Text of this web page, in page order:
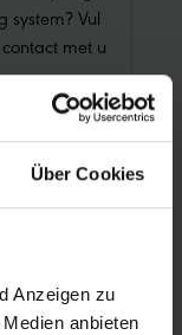
Über Cookies
Anzeigen zu
anbieten
system? Vul
met u